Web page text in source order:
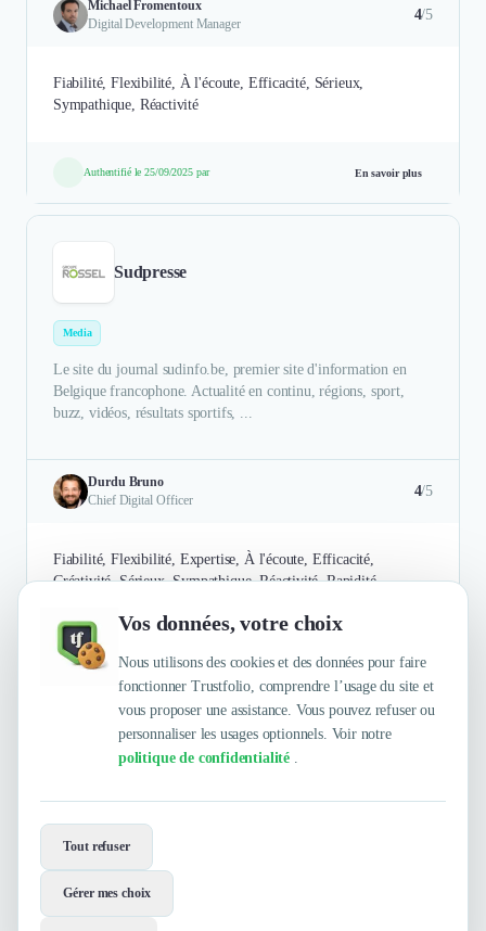
Vos données, votre choix
Nous utilisons des cookies et des données pour faire
fonctionner Trustfolio, comprendre l’usage du site et
vous proposer une assistance. Vous pouvez refuser ou
personnaliser les usages optionnels. Voir notre
politique de confidentialité .
Tout refuser
Gérer mes choix
Michael Fromentoux
Digital Development Manager
4/5
Fiabilité, Flexibilité, À l'écoute, Efficacité, Sérieux,
Sympathique, Réactivité
Authentifié le 25/09/2025 par En savoir plus
Sudpresse
Media
Le site du journal sudinfo.be, premier site d'information en
Belgique francophone. Actualité en continu, régions, sport,
buzz, vidéos, résultats sportifs, ...
Durdu Bruno
Chief Digital Officer
4/5
Fiabilité, Flexibilité, Expertise, À l'écoute, Efficacité,
Créativité, Sérieux, Sympathique, Réactivité, Rapidité
Authentifié le 25/09/2025 par